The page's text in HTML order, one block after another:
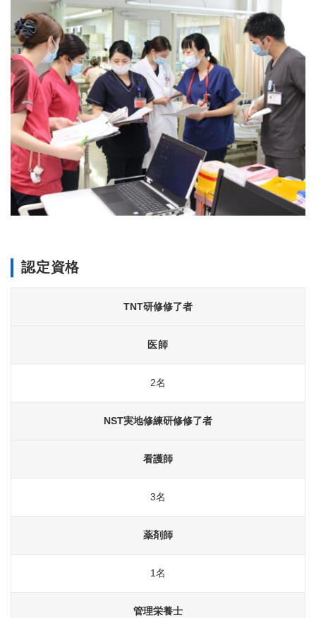
認定資格
TNT研修修了者
医師
2名
NST実地修練研修修了者
看護師
3名
薬剤師
1名
管理栄養士